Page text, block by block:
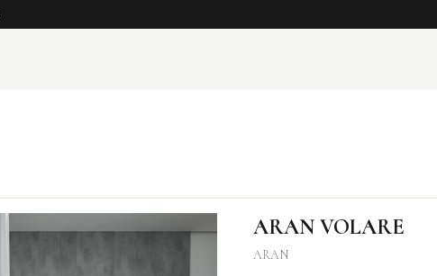
ARAN VOLARE
ARAN